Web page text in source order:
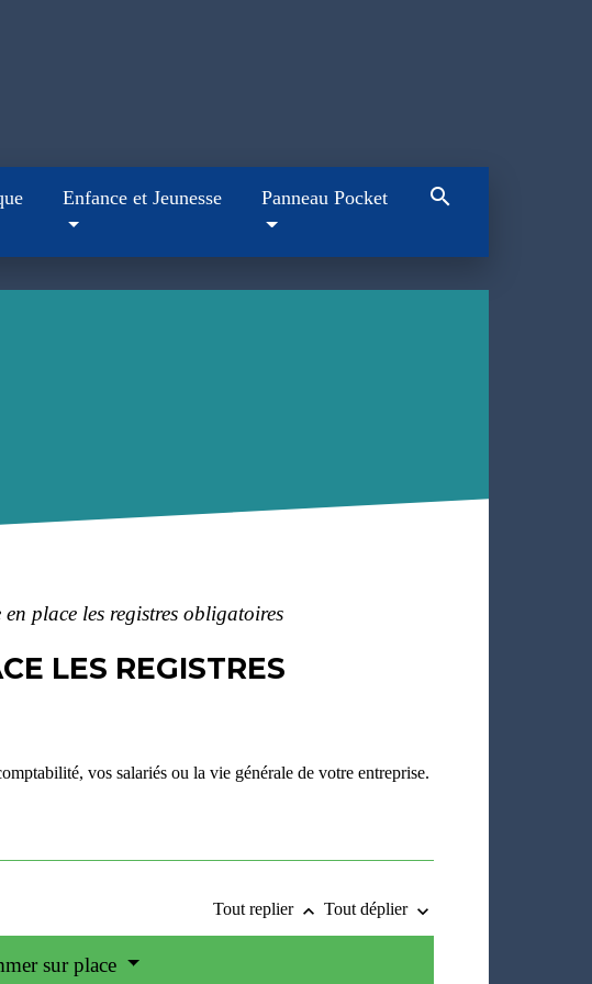
Enfance et Jeunesse Panneau Pocket search
place les registres obligatoires
LES REGISTRES
vos salariés ou la vie générale de votre entreprise.
Tout replier keyboard_arrow_up Tout déplier keyboard_arrow_down
sur place